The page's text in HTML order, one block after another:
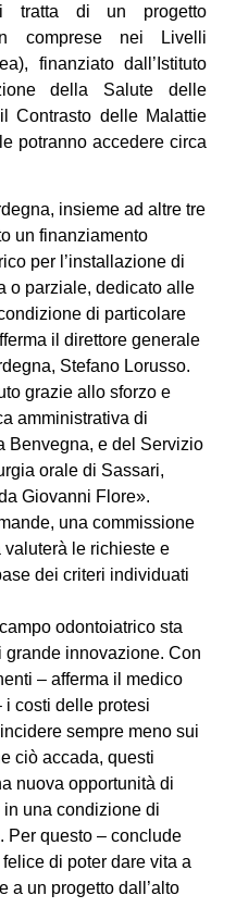
tratta di un progetto
comprese nei Livelli
finanziato dall’Istituto
della Salute delle
Contrasto delle Malattie
potranno accedere circa
insieme ad altre tre
un finanziamento
per l’installazione di
o parziale, dedicato alle
di particolare
il direttore generale
Stefano Lorusso.
grazie allo sforzo e
amministrativa di
Benvegna, e del Servizio
orale di Sassari,
Giovanni Flore».
una commissione
valuterà le richieste e
dei criteri individuati
odontoiatrico sta
grande innovazione. Con
– afferma il medico
i costi delle protesi
sempre meno sui
ciò accada, questi
nuova opportunità di
una condizione di
Per questo – conclude
di poter dare vita a
a un progetto dall’alto